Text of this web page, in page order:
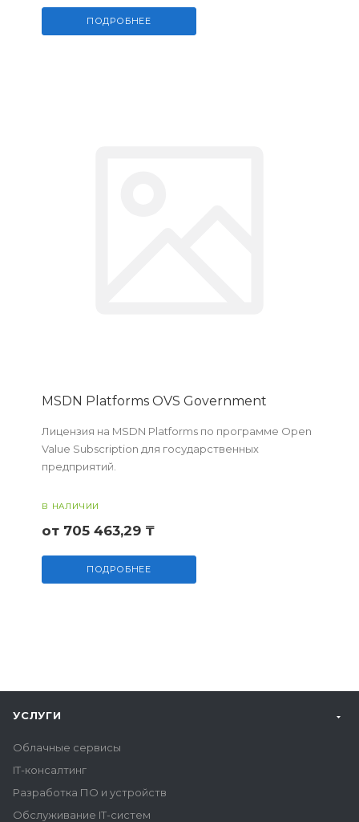
ПОДРОБНЕЕ
MSDN Platforms OVS Government
Лицензия на MSDN Platforms по программе Open
Value Subscription для государственных
предприятий.
В НАЛИЧИИ
от 705 463,29 ₸
ПОДРОБНЕЕ
УСЛУГИ
Облачные сервисы
IT-консалтинг
Разработка ПО и устройств
Обслуживание IT-систем